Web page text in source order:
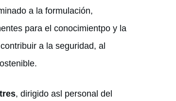
a la formulación,
para el conocimientpo y la
a la seguridad, al
, dirigido asl personal del